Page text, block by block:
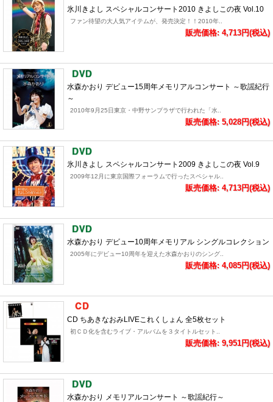
氷川きよし スペシャルコンサート2010 きよしこの夜 Vol.10
ファン待望の大人気アイテムが、発売決定！！2010年..
販売価格: 4,713円(税込)
水森かおり デビュー15周年メモリアルコンサート ～歌謡紀行
～
2010年9月25日東京・中野サンプラザで行われた「水..
販売価格: 5,028円(税込)
氷川きよし スペシャルコンサート2009 きよしこの夜 Vol.9
2009年12月に東京国際フォーラムで行ったスペシャル..
販売価格: 4,713円(税込)
水森かおり デビュー10周年メモリアル シングルコレクション
2005年にデビュー10周年を迎えた水森かおりのシング..
販売価格: 4,085円(税込)
CD ちあきなおみLIVEこれくしょん 全5枚セット
初ＣＤ化を含むライブ・アルバムを３タイトルセット..
販売価格: 9,951円(税込)
水森かおり メモリアルコンサート ～歌謡紀行～